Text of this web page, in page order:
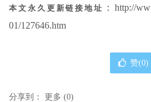
本文永久更新链接地址
：http://
01/127646.htm
赞(0)
分享到： 更多 (0)